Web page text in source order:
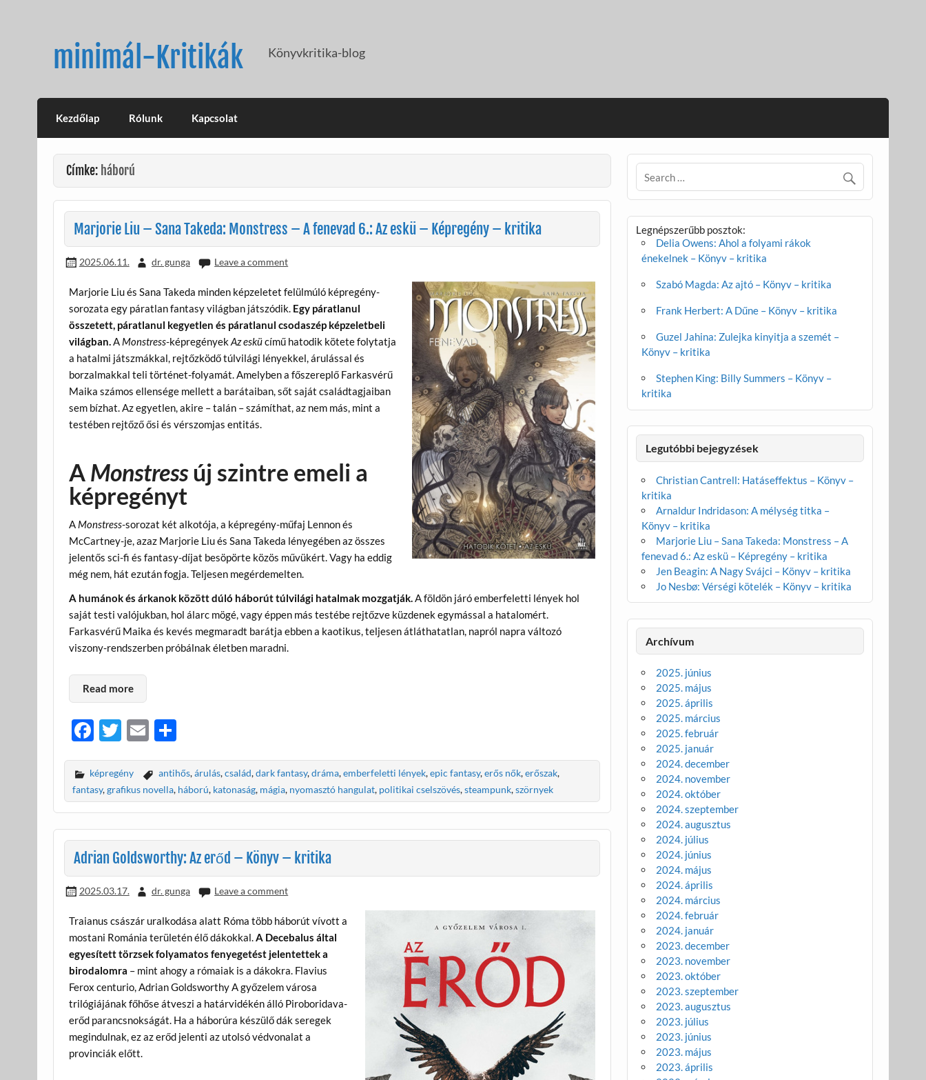
minimál-Kritikák Könyvkritika-blog
Kezdőlap Rólunk Kapcsolat
Címke: háború
Marjorie Liu – Sana Takeda: Monstress – A fenevad 6.: Az eskü – Képregény – kritika
2025.06.11. dr. gunga Leave a comment
Marjorie Liu és Sana Takeda minden képzeletet felülmúló képregény-
sorozata egy páratlan fantasy világban játszódik. Egy páratlanul
összetett, páratlanul kegyetlen és páratlanul csodaszép képzeletbeli
világban.A Monstress-képregényekAz eskücímű hatodik kötete folytatja
a hatalmi játszmákkal, rejtőzködő túlvilági lényekkel, árulással és
borzalmakkal teli történet-folyamát. Amelyben a főszereplő Farkasvérű
Maika számos ellensége mellett a barátaiban, sőt saját családtagjaiban
sem bízhat. Az egyetlen, akire – talán – számíthat, az nem más, mint a
testében rejtőző ősi és vérszomjas entitás.
AMonstressúj szintre emeli a
képregényt
A Monstress-sorozat két alkotója, a képregény-műfaj Lennon és
McCartney-je, azaz Marjorie Liu és Sana Takeda lényegében az összes
jelentős sci-fi és fantasy-díjat besöpörte közös művükért. Vagy ha eddig
még nem, hát ezután fogja. Teljesen megérdemelten.
A humánok és árkanok között dúló háborút túlvilági hatalmak mozgatják.A földön járó emberfeletti lények hol
saját testi valójukban, hol álarc mögé, vagy éppen más testébe rejtőzve küzdenek egymással a hatalomért.
Farkasvérű Maika és kevés megmaradt barátja ebben a kaotikus, teljesen átláthatatlan, napról napra változó
viszony-rendszerben próbálnak életben maradni.
Read more
F
e
b
o
o
k
T
itt
er
E
ail za
m
e
g
képregény antihős,árulás,család,dark fantasy,dráma,emberfeletti lények,epic fantasy,erős nők,erőszak,
fantasy,grafikus novella, háború, katonaság, mágia, nyomasztó hangulat, politikai cselszövés,steampunk,szörnyek
Adrian Goldsworthy: Az erőd – Könyv – kritika
2025.03.17. dr. gunga Leave a comment
Traianus császár uralkodása alatt Róma több háborút vívott a
mostani Románia területén élő dákokkal.A Decebalus által
egyesített törzsek folyamatos fenyegetést jelentettek a
birodalomra – mint ahogy a rómaiak is a dákokra. Flavius
Ferox centurio, Adrian Goldsworthy A győzelem városa
trilógiájának főhőse átveszi a határvidékén álló Piroboridava-
erőd parancsnokságát. Ha a háborúra készülő dák seregek
megindulnak, ez az erőd jelenti az utolsó védvonalat a
provinciák előtt.
Legnépszerűbb posztok:
Delia Owens: Ahol a folyami rákok
énekelnek – Könyv – kritika
Szabó Magda: Az ajtó – Könyv – kritika
Frank Herbert: A Dűne – Könyv – kritika
Guzel Jahina: Zulejka kinyitja a szemét –
Könyv – kritika
Stephen King: Billy Summers – Könyv –
kritika
Legutóbbi bejegyzések
Christian Cantrell: Hatáseffektus – Könyv –
kritika
Arnaldur Indridason: A mélység titka –
Könyv – kritika
Marjorie Liu – Sana Takeda: Monstress – A
fenevad 6.: Az eskü – Képregény – kritika
Jen Beagin: A Nagy Svájci – Könyv – kritika
Jo Nesbø: Vérségi kötelék – Könyv – kritika
Archívum
2025. június
2025. május
2025. április
2025. március
2025. február
2025. január
2024. december
2024. november
2024. október
2024. szeptember
2024. augusztus
2024. július
2024. június
2024. május
2024. április
2024. március
2024. február
2024. január
2023. december
2023. november
2023. október
2023. szeptember
2023. augusztus
2023. július
2023. június
2023. május
2023. április